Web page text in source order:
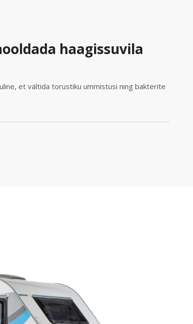
haagissuvila
et vältida torustiku ummistusi ning bakterite